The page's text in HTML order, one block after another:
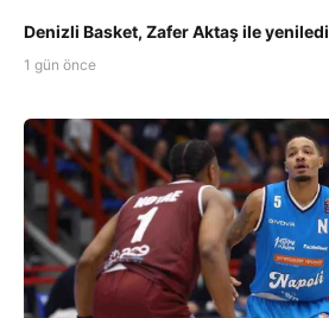
Denizli Basket, Zafer Aktaş ile yeniledi
1 gün önce